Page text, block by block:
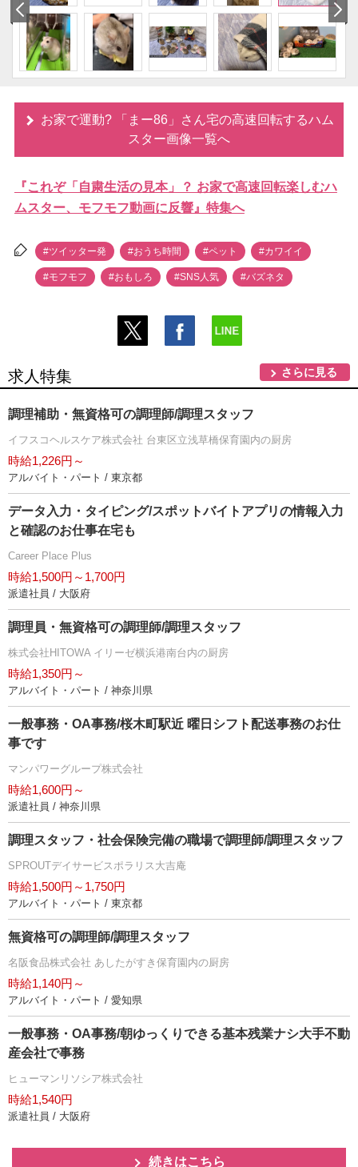
お家で運動? 「まー86」さん宅の高速回転するハム
スター画像一覧へ
『これぞ「自粛生活の見本」？ お家で高速回転楽しむハ
ムスター、モフモフ動画に反響』特集へ
#ツイッター発 #おうち時間 #ペット #カワイイ
#モフモフ #おもしろ #SNS人気 #バズネタ
求人特集 さらに見る
調理補助・無資格可の調理師/調理スタッフ
イフスコヘルスケア株式会社 台東区立浅草橋保育園内の厨房
時給1,226円～
アルバイト・パート / 東京都
データ入力・タイピング/スポットバイトアプリの情報入力
と確認のお仕事在宅も
Career Place Plus
時給1,500円～1,700円
派遣社員 / 大阪府
調理員・無資格可の調理師/調理スタッフ
株式会社HITOWA イリーゼ横浜港南台内の厨房
時給1,350円～
アルバイト・パート / 神奈川県
一般事務・OA事務/桜木町駅近 曜日シフト配送事務のお仕
事です
マンパワーグループ株式会社
時給1,600円～
派遣社員 / 神奈川県
調理スタッフ・社会保険完備の職場で調理師/調理スタッフ
SPROUTデイサービスポラリス大吉庵
時給1,500円～1,750円
アルバイト・パート / 東京都
無資格可の調理師/調理スタッフ
名阪食品株式会社 あしたがすき保育園内の厨房
時給1,140円～
アルバイト・パート / 愛知県
一般事務・OA事務/朝ゆっくりできる基本残業ナシ大手不動
産会社で事務
ヒューマンリソシア株式会社
時給1,540円
派遣社員 / 大阪府
続きはこちら